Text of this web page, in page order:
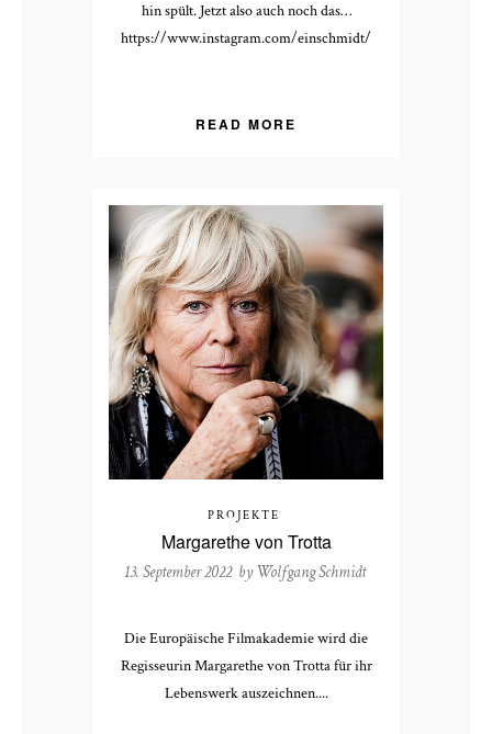
hin spült. Jetzt also auch noch das…
https://www.instagram.com/einschmidt/
READ MORE
PROJEKTE
Margarethe von Trotta
13. September 2022 by Wolfgang Schmidt
Die Europäische Filmakademie wird die
Regisseurin Margarethe von Trotta für ihr
Lebenswerk auszeichnen....